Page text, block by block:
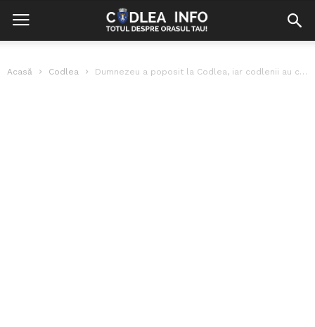
Acasă Codlea Dumnezeu a poposit la Codlea, iar codlenii au colindat toți ca unul,...